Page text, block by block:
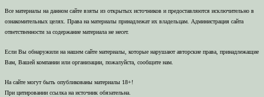
Все материалы на данном сайте взяты из открытых источников и предоставляются исключительно в
ознакомительных целях. Права на материалы принадлежат их владельцам. Администрация сайта
ответственности за содержание материала не несет.
Если Вы обнаружили на нашем сайте материалы, которые нарушают авторские права, принадлежащие
Вам, Вашей компании или организации, пожалуйста, сообщите нам.
На сайте могут быть опубликованы материалы 18+!
При цитировании ссылка на источник обязательна.